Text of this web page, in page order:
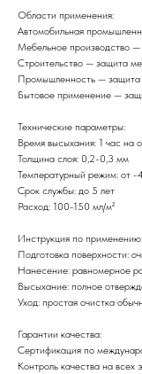
Области применения:
Автомобильная
Мебельное производство
Строительство — защита
Промышленность — защита
Бытовое применение —
Технические параметры:
Время высыхания: 1 час на
Толщина слоя: 0,2-0,3 мм
Температурный режим: от
Срок службы: до 5 лет
Расход: 100-150 мл/м²
Инструкция по применению:
Подготовка поверхности:
Нанесение: равномерное
Высыхание: полное
Уход: простая очистка
Гарантии качества:
Сертификация по
Контроль качества на всех